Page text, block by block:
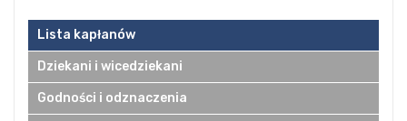
Lista kapłanów
Dziekani i wicedziekani
Godności i odznaczenia